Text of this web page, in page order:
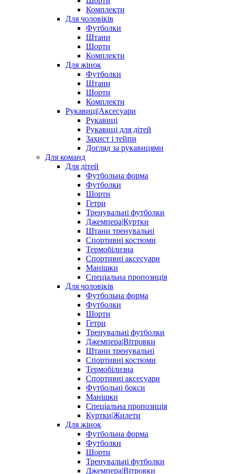
Комплекти
Для чоловіків
Футболки
Штани
Шорти
Комплекти
Для жінок
Футболки
Штани
Шорти
Комплекти
Рукавиці|Аксесуари
Рукавиці
Рукавиці для дітей
Захист і тейпи
Догляд за рукавицями
Для команд
Для дітей
Футбольна форма
Футболки
Шорти
Гетри
Тренувальні футболки
Джемпера|Куртки
Штани тренувальні
Спортивні костюми
Термобілизна
Спортивні аксесуари
Манішки
Спеціальна пропозиція
Для чоловіків
Футбольна форма
Футболки
Шорти
Гетри
Тренувальні футболки
Джемпера|Вітровки
Штани тренувальні
Спортивні костюми
Термобілизна
Спортивні аксесуари
Футбольні бокси
Манішки
Спеціальна пропозиція
Куртки|Жилети
Для жінок
Футбольна форма
Футболки
Шорти
Тренувальні футболки
Джемпера|Вітровки